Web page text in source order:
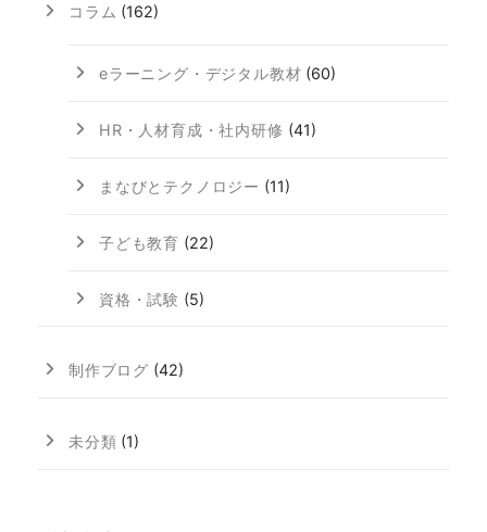
コラム (162)
eラーニング・デジタル教材 (60)
HR・人材育成・社内研修 (41)
まなびとテクノロジー (11)
子ども教育 (22)
資格・試験 (5)
制作ブログ (42)
未分類 (1)